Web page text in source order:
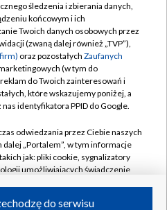
TVP
TVP
prywatności
zgody
Pomoc
Kanały
śledzenia i zbierania danych,
końcowym i ich
Twoich danych osobowych przez
(zwaną dalej również „TVP”),
oraz pozostałych Zaufanych
(w tym do
do Twoich zainteresowań i
które wskazujemy poniżej, a
identyfikatora PPID do Google.
odwiedzania przez Ciebie naszych
dalej „Portalem”, w tym informacje
jak: pliki cookie, sygnalizatory
umożliwiających świadczenie
do serwisu